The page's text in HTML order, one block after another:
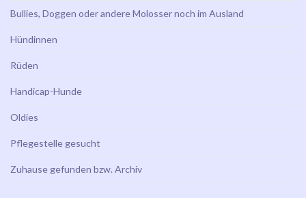
Bullies, Doggen oder andere Molosser noch im Ausland
Hündinnen
Rüden
Handicap-Hunde
Oldies
Pflegestelle gesucht
Zuhause gefunden bzw. Archiv